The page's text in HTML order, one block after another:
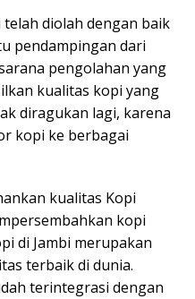
telah diolah dengan baik
pendampingan dari
pengolahan yang
kualitas kopi yang
diragukan lagi, karena
kopi ke berbagai
kualitas Kopi
kopi
di Jambi merupakan
terbaik di dunia.
terintegrasi dengan